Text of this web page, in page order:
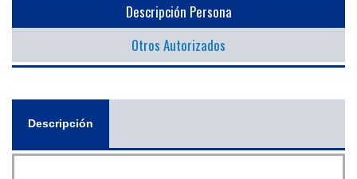
Descripción Persona
Otros Autorizados
Descripción